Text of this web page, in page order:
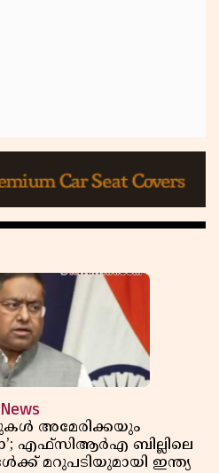
News
അമേരിക്കയും
എഫ്സിആർഎ ബില്ലിലെ
മറുപടിയുമായി ഇന്ത്യ